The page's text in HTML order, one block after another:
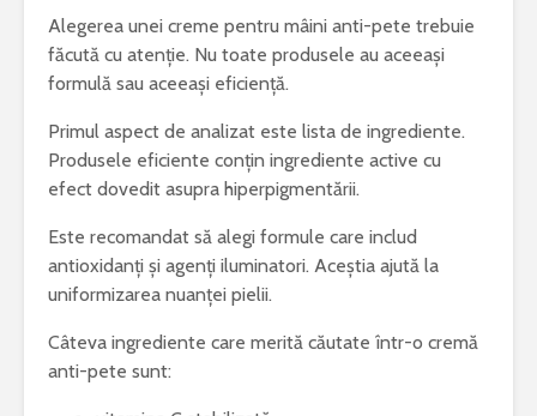
Alegerea unei creme pentru mâini anti-pete trebuie
făcută cu atenție. Nu toate produsele au aceeași
formulă sau aceeași eficiență.
Primul aspect de analizat este lista de ingrediente.
Produsele eficiente conțin ingrediente active cu
efect dovedit asupra hiperpigmentării.
Este recomandat să alegi formule care includ
antioxidanți și agenți iluminatori. Aceștia ajută la
uniformizarea nuanței pielii.
Câteva ingrediente care merită căutate într-o cremă
anti-pete sunt: